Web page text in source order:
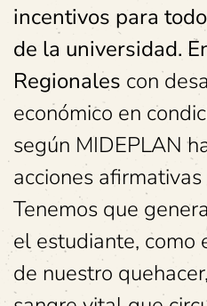
incentivos para
de la universidad.
Regionales con
económico en
según MIDEPLAN
acciones
Tenemos que
el estudiante, como
de nuestro